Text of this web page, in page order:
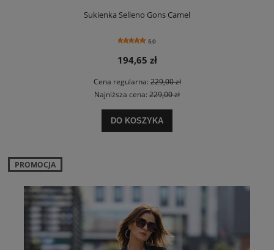
Sukienka Selleno Gons Camel
5.0
194,65 zł
Cena regularna:229,00 zł
Najniższa cena: 229,00 zł
DO KOSZYKA
PROMOCJA